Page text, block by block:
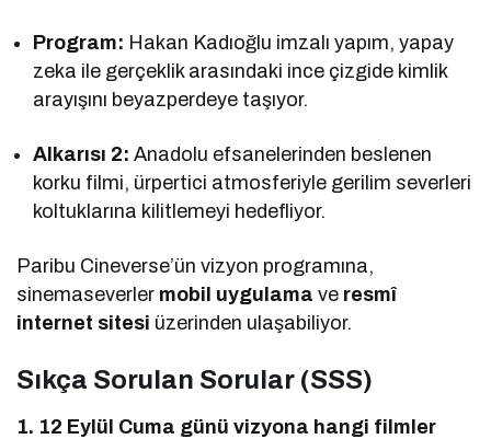
Program: Hakan Kadıoğlu imzalı yapım, yapay
zeka ile gerçeklik arasındaki ince çizgide kimlik
arayışını beyazperdeye taşıyor.
Alkarısı 2: Anadolu efsanelerinden beslenen
korku filmi, ürpertici atmosferiyle gerilim severleri
koltuklarına kilitlemeyi hedefliyor.
Paribu Cineverse’ün vizyon programına,
sinemaseverler mobil uygulama ve resmî
internet sitesi üzerinden ulaşabiliyor.
Sıkça Sorulan Sorular (SSS)
1. 12 Eylül Cuma günü vizyona hangi filmler